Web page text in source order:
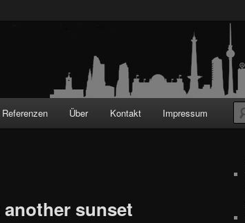
Referenzen Über Kontakt Impressum
sunset